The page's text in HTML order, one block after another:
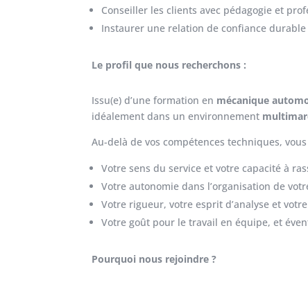
Conseiller les clients avec pédagogie et
Instaurer une relation de confiance durable
Le profil que nous recherchons :
Issu(e) d’une formation en mécanique
idéalement dans un environnement
Au-delà de vos compétences techniques,
Votre sens du service et votre capacité à
Votre autonomie dans l’organisation de
Votre rigueur, votre esprit d’analyse et
Votre goût pour le travail en équipe, et
Pourquoi nous rejoindre ?